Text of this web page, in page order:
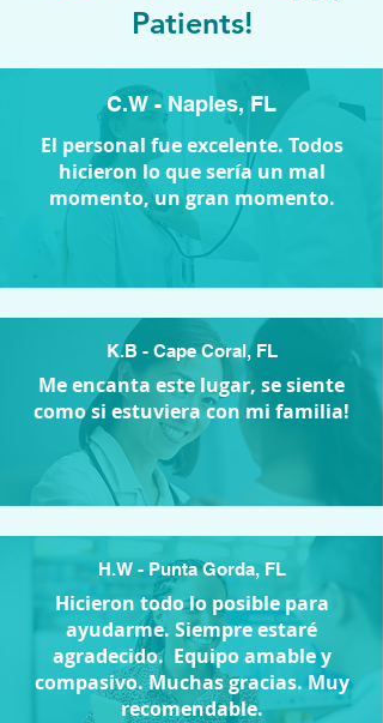
Patients!
C.W - Naples, FL
El personal fue excelente. Todos
hicieron lo que sería un mal
momento, un gran momento.
K.B - Cape Coral, FL
Me encanta este lugar, se siente
como si estuviera con mi familia!
H.W - Punta Gorda, FL
Hicieron todo lo posible para
ayudarme. Siempre estaré
agradecido. Equipo amable y
compasivo. Muchas gracias. Muy
recomendable.